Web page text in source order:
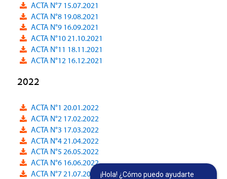
ACTA N°7 15.07.2021
ACTA N°8 19.08.2021
ACTA N°9 16.09.2021
ACTA N°10 21.10.2021
ACTA N°11 18.11.2021
ACTA N°12 16.12.2021
2022
ACTA N°1 20.01.2022
ACTA N°2 17.02.2022
ACTA N°3 17.03.2022
ACTA N°4 21.04.2022
ACTA N°5 26.05.2022
ACTA N°6 16.06.2022
ACTA N°7 21.07.2022
¡Hola! ¿Cómo puedo ayudarte